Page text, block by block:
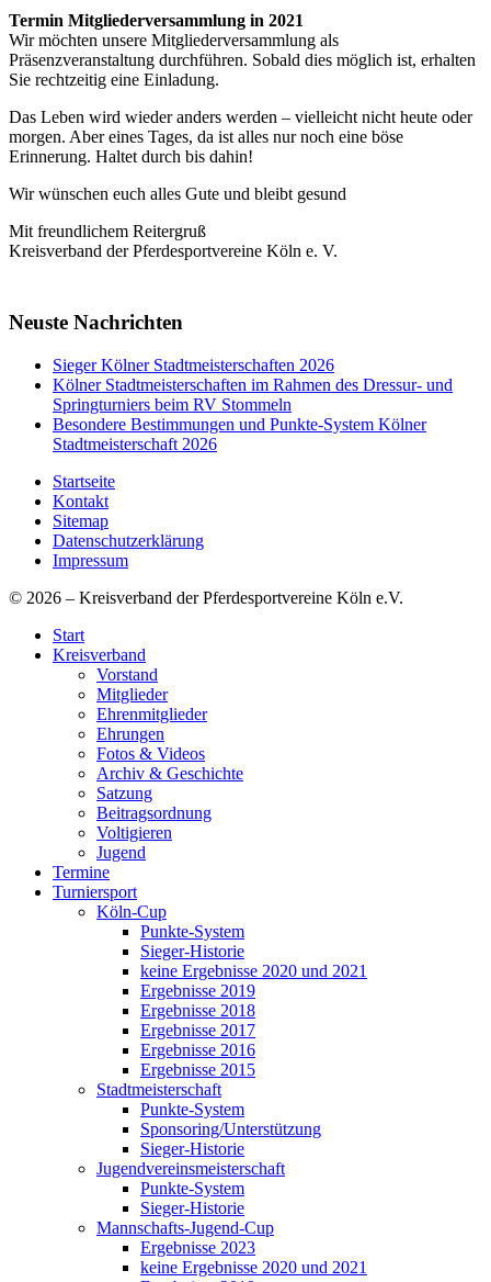
Termin Mitgliederversammlung in 2021
Wir möchten unsere Mitgliederversammlung als
Präsenzveranstaltung durchführen. Sobald dies möglich ist, erhalten
Sie rechtzeitig eine Einladung.
Das Leben wird wieder anders werden – vielleicht nicht heute oder
morgen. Aber eines Tages, da ist alles nur noch eine böse
Erinnerung. Haltet durch bis dahin!
Wir wünschen euch alles Gute und bleibt gesund
Mit freundlichem Reitergruß
Kreisverband der Pferdesportvereine Köln e. V.
Neuste Nachrichten
Sieger Kölner Stadtmeisterschaften 2026
Kölner Stadtmeisterschaften im Rahmen des Dressur- und
Springturniers beim RV Stommeln
Besondere Bestimmungen und Punkte-System Kölner
Stadtmeisterschaft 2026
Startseite
Kontakt
Sitemap
Datenschutzerklärung
Impressum
© 2026 – Kreisverband der Pferdesportvereine Köln e.V.
Start
Kreisverband
Vorstand
Mitglieder
Ehrenmitglieder
Ehrungen
Fotos & Videos
Archiv & Geschichte
Satzung
Beitragsordnung
Voltigieren
Jugend
Termine
Turniersport
Köln-Cup
Punkte-System
Sieger-Historie
keine Ergebnisse 2020 und 2021
Ergebnisse 2019
Ergebnisse 2018
Ergebnisse 2017
Ergebnisse 2016
Ergebnisse 2015
Stadtmeisterschaft
Punkte-System
Sponsoring/Unterstützung
Sieger-Historie
Jugendvereinsmeisterschaft
Punkte-System
Sieger-Historie
Mannschafts-Jugend-Cup
Ergebnisse 2023
keine Ergebnisse 2020 und 2021